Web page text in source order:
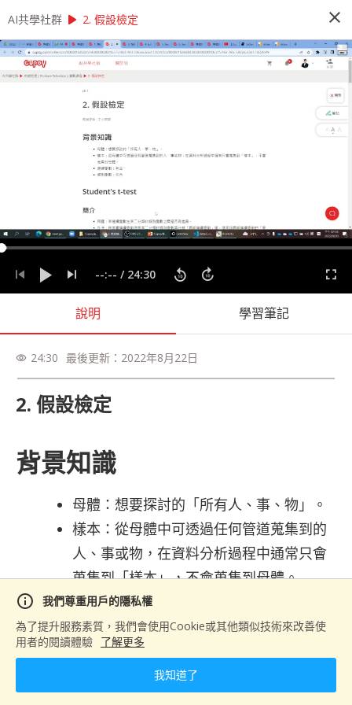
AI共學社群 play_arrow 特徵挑選（Feature Selection）實戰課程
特徵挑選（Feature Selection）實戰課
掌握特徵篩選技術，讓機器學習跑出最佳結果
人訂閱
info
我們尊重用戶的隱私權
為了提升服務素質，我們會使用Cookie或其他類似技術來改善使
用者的閱讀體驗 了解更多
我知道了
AI共學社群 play_arrow 2. 假設檢定 close
--:-- / 24:30
說明 學習筆記
visibility 24:30 最後更新： 2022年8月22日
2. 假設檢定
背景知識
母體：想要探討的「所有人、事、物」。
樣本：從母體中可透過任何管道蒐集到的
人、事或物，在資料分析過程中通常只會
蒐集到「樣本」，不會蒐集到母體。
連續變數：舉凡能夠計算數值運算的變
數，可通稱為「連續變數」，例如：金
錢、氣溫等。
類別變數：舉凡無法進行數值運算的變